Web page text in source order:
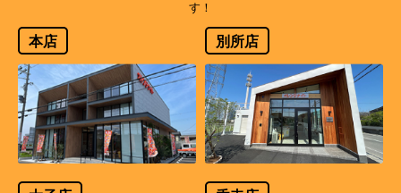
す！
本店 別所店